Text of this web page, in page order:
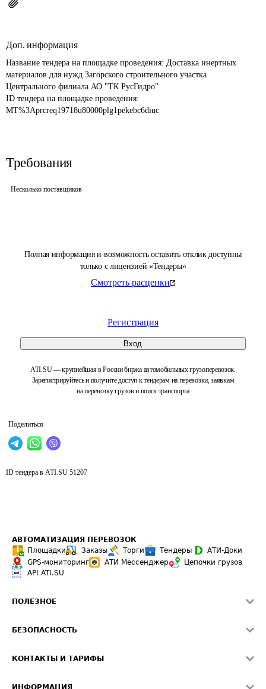
Полная информация и возможность оставить отклик доступны
только с лицензией «Тендеры»
Смотреть расценки
Регистрация
Вход
ATI.SU — крупнейшая в России биржа автомобильных грузоперевозок.
Зарегистрируйтесь и получите доступ к тендерам на перевозки, заявкам
на перевозку грузов и поиск транспорта
Поделиться
Доп. информация
Название тендера на площадке проведения: Доставка инертных
материалов для нужд Загорского строительного участка
Центрального филиала АО "ТК РусГидро"
ID тендера на площадке проведения:
MT%3Aprcreq19718u80000plg1pekebc6diuc
Требования
Несколько поставщиков
ID тендера в ATI.SU 51207
АВТОМАТИЗАЦИЯ ПЕРЕВОЗОК
Площадки
Заказы Торги Тендеры
АТИ-Доки
GPS-мониторинг
АТИ Мессенджер
Цепочки грузов
API ATI.SU
ПОЛЕЗНОЕ
Звезды ATI.SU на вашем сайте
Средние ставки
БЕЗОПАСНОСТЬ
Светофор+
КОНТАКТЫ И ТАРИФЫ
ИНФОРМАЦИЯ